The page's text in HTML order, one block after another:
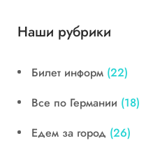
Наши рубрики
Билет информ (22)
Все по Германии (18)
Едем за город (26)